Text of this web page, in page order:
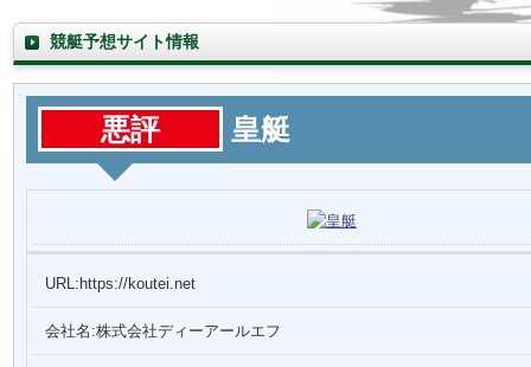
競艇予想サイト情報
悪評 皇艇
URL:https://koutei.net
会社名:株式会社ディーアールエフ